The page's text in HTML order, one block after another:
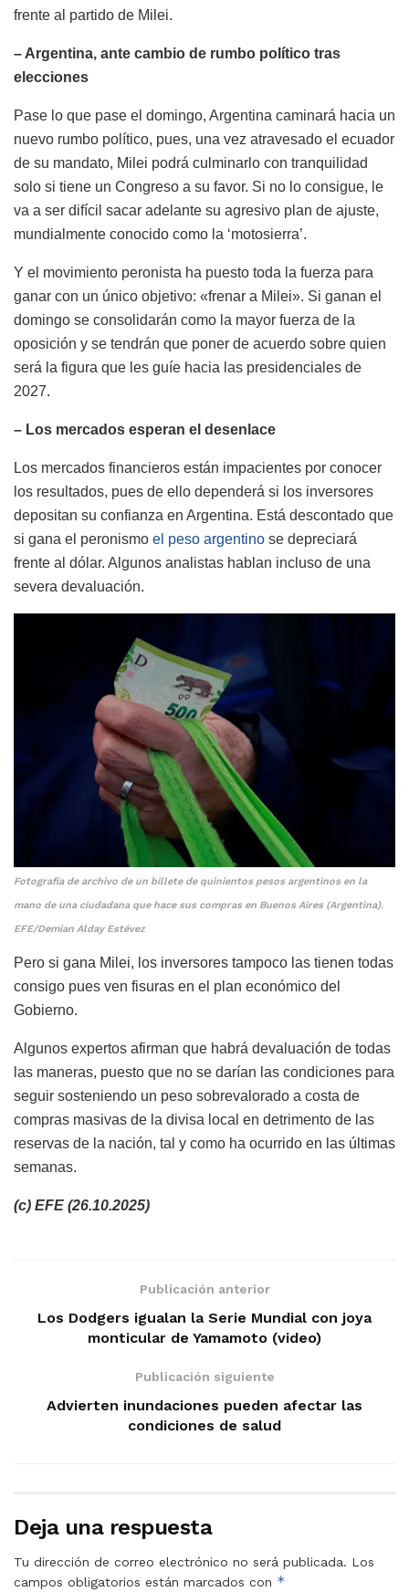
frente al partido de Milei.
– Argentina, ante cambio de rumbo político tras
elecciones
Pase lo que pase el domingo, Argentina caminará hacia un
nuevo rumbo político, pues, una vez atravesado el ecuador
de su mandato, Milei podrá culminarlo con tranquilidad
solo si tiene un Congreso a su favor. Si no lo consigue, le
va a ser difícil sacar adelante su agresivo plan de ajuste,
mundialmente conocido como la ‘motosierra’.
Y el movimiento peronista ha puesto toda la fuerza para
ganar con un único objetivo: «frenar a Milei». Si ganan el
domingo se consolidarán como la mayor fuerza de la
oposición y se tendrán que poner de acuerdo sobre quien
será la figura que les guíe hacia las presidenciales de
2027.
– Los mercados esperan el desenlace
Los mercados financieros están impacientes por conocer
los resultados, pues de ello dependerá si los inversores
depositan su confianza en Argentina. Está descontado que
si gana el peronismo el peso argentino se depreciará
frente al dólar. Algunos analistas hablan incluso de una
severa devaluación.
Fotografía de archivo de un billete de quinientos pesos argentinos en la
mano de una ciudadana que hace sus compras en Buenos Aires (Argentina).
EFE/Demian Alday Estévez
Pero si gana Milei, los inversores tampoco las tienen todas
consigo pues ven fisuras en el plan económico del
Gobierno.
Algunos expertos afirman que habrá devaluación de todas
las maneras, puesto que no se darían las condiciones para
seguir sosteniendo un peso sobrevalorado a costa de
compras masivas de la divisa local en detrimento de las
reservas de la nación, tal y como ha ocurrido en las últimas
semanas.
(c) EFE (26.10.2025)
Publicación anterior
Los Dodgers igualan la Serie Mundial con joya
monticular de Yamamoto (video)
Publicación siguiente
Advierten inundaciones pueden afectar las
condiciones de salud
Deja una respuesta
Tu dirección de correo electrónico no será publicada. Los
campos obligatorios están marcados con *